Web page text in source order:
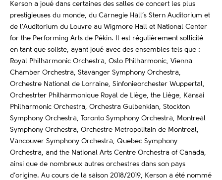
Kerson a joué dans certaines des salles de concert les plus
prestigieuses du monde, du Carnegie Hall’s Stern Auditorium et
de l’Auditorium du Louvre au Wigmore Hall et National Center
for the Performing Arts de Pékin. Il est régulièrement sollicité
en tant que soliste, ayant joué avec des ensembles tels que :
Royal Philharmonic Orchestra, Oslo Philharmonic, Vienna
Chamber Orchestra, Stavanger Symphony Orchestra,
Orchestre National de Lorraine, Sinfonieorchester Wuppertal,
Orchestrter Philharmonique Royal de Liège, the Liège, Kansai
Philharmonic Orchestra, Orchestra Gulbenkian, Stockton
Symphony Orchestra, Toronto Symphony Orchestra, Montreal
Symphony Orchestra, Orchestre Metropolitain de Montreal,
Vancouver Symphony Orchestra, Quebec Symphony
Orchestra, and the National Arts Centre Orchestra of Canada,
ainsi que de nombreux autres orchestres dans son pays
d’origine. Au cours de la saison 2018/2019, Kerson a été nommé